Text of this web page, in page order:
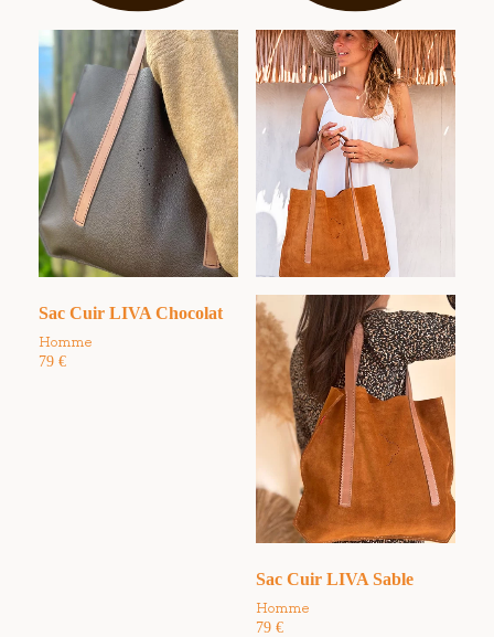
Sac Cuir LIVA Chocolat
Homme
79 €
Sac Cuir LIVA Sable
Homme
79 €